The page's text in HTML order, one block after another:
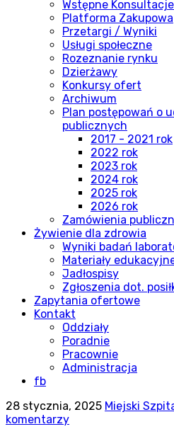
Wstępne
Platforma Zakupowa
Przetargi / Wyniki
Usługi społeczne
Rozeznanie rynku
Dzierżawy
Konkursy ofert
Archiwum
Plan postępowań o
publicznych
2017 - 2021 rok
2022 rok
2023 rok
2024 rok
2025 rok
2026 rok
Zamówienia
Żywienie dla zdrowia
Wyniki badań
Materiały
Jadłospisy
Zgłoszenia dot.
Zapytania ofertowe
Kontakt
Oddziały
Poradnie
Pracownie
Administracja
fb
28 stycznia, 2025 Miejski
komentarzy